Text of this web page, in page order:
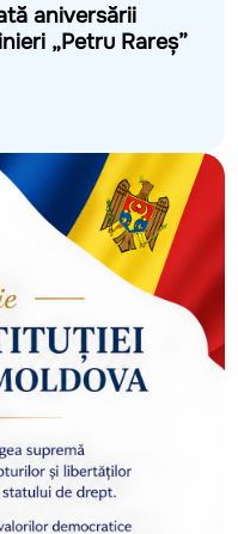
aniversării
„Petru Rareș”